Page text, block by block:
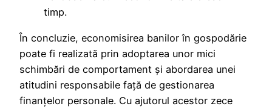
timp.
În concluzie, economisirea banilor în gospodărie
poate fi realizată prin adoptarea unor mici
schimbări de comportament și abordarea unei
atitudini responsabile față de gestionarea
finanțelor personale. Cu ajutorul acestor zece